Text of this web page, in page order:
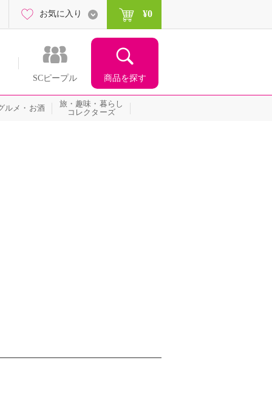
SCピープル 商品を探す
お気に入り ¥0
ルメ・お酒
旅・趣味・暮らし
コレクターズ